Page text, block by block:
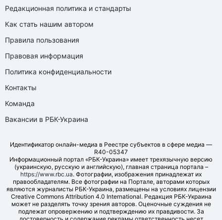
Редакционная политика и стандарты
Как стать нашим автором
Правила пользования
Правовая информация
Политика конфиденциальности
Контакты
Команда
Вакансии в РБК-Украина
Идентификатор онлайн-медиа в Реестре субъектов в сфере медиа —
R40-05347
Информационный портал «РБК-Украина» имеет трехязычную версию
(украинскую, русскую и английскую), главная страница портала –
https://www.rbc.ua. Фотографии, изображения принадлежат их
правообладателям. Все фотографии на Портале, авторами которых
являются журналисты РБК-Украина, размещены на условиях лицензии
Creative Commons Attribution 4.0 International. Редакция РБК-Украина
может не разделять точку зрения авторов. Оценочные суждения не
подлежат опровержению и подтверждению их правдивости. За